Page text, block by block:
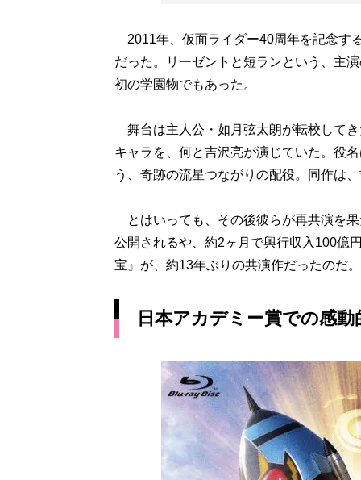
2011年、仮面ライダー40周年を記念す
だった。リーゼントと短ランという、主
初の学園物でもあった。
舞台は主人公・如月弦太朗が転校して
キャラを、何と吉沢亮が演じていた。役
う、奇跡の流星つながりの配役。同作は
とはいっても、その後彼らが再共演を
公開されるや、約2ヶ月で興行収入100億
宝』が、約13年ぶりの共演作だったのだ。
日本アカデミー賞での感動